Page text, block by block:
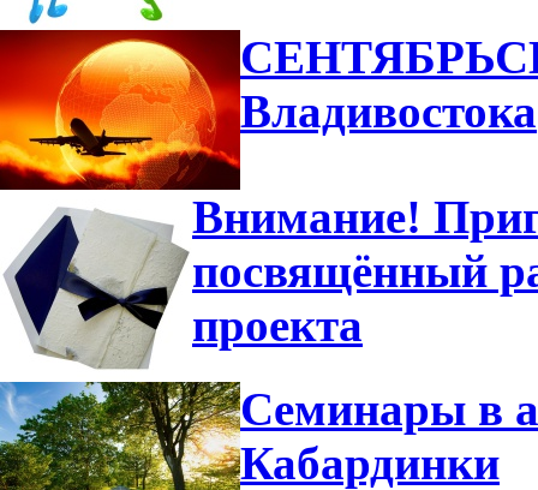
Владивостока
Внимание!
посвящённый
проекта
Семинары в
Кабардинки